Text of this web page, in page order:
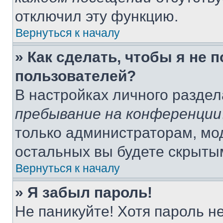
отключил эту функцию.
Вернуться к началу
» Как сделать, чтобы я не
пользователей?
В настройках личного
пребывание на конференции
только администраторам,
остальных вы будете
Вернуться к началу
» Я забыл пароль!
Не паникуйте! Хотя пароль